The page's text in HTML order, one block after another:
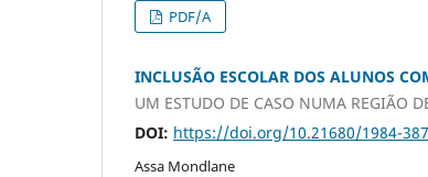
PDF/A
INCLUSÃO ESCOLAR DOS ALUNOS
UM ESTUDO DE CASO NUMA REGIÃO
DOI: https://doi.org/10.21680/1984-
Assa Mondlane